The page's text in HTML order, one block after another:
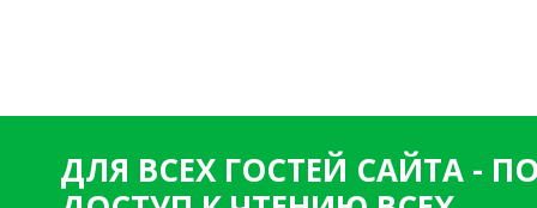
ДЛЯ ВСЕХ ГОСТЕЙ САЙТА -